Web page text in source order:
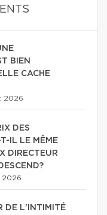
BIEN
CACHE
2026
DES
IL LE MÊME
DIRECTEUR
2026
DE L'INTIMITÉ